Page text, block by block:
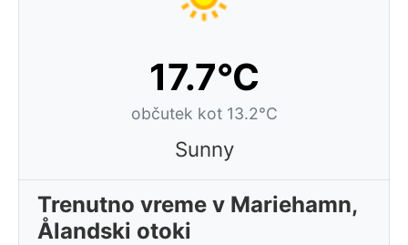
17.7°C
občutek kot 13.2°C
Sunny
Trenutno vreme v Mariehamn,
Ålandski otoki